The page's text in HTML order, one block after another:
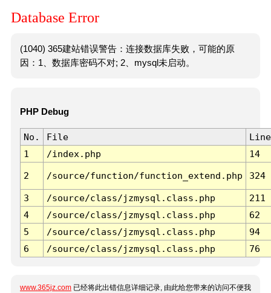
Database Error
(1040) 365建站错误警告：连接数据库失败，可能的原
因：1、数据库密码不对; 2、mysql未启动。
PHP Debug
No. File
Line
1
/index.php 14
2 /source/function/function_extend.php 324
3 /source/class/jzmysql.class.php
211
4
/source/class/jzmysql.class.php
62
5
/source/class/jzmysql.class.php
94
6
/source/class/jzmysql.class.php 76
www.365jz.com 已经将此出错信息详细记录, 由此给您带来的访问不便我